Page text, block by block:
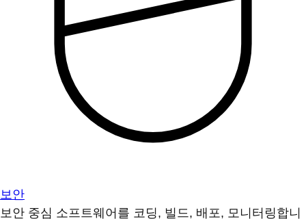
보안
보안 중심 소프트웨어를 코딩, 빌드, 배포, 모니터링합니